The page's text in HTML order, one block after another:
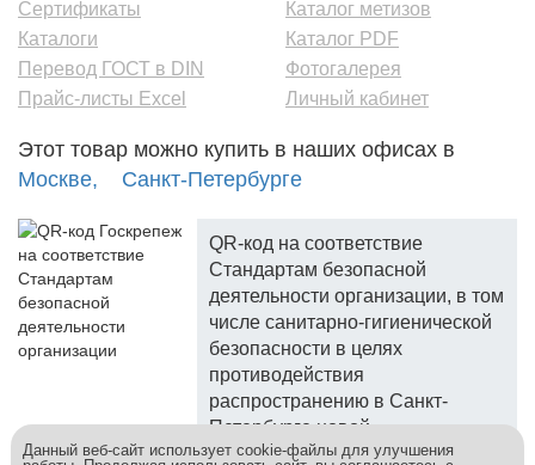
Сертификаты
Каталоги
Перевод ГОСТ в DIN
Прайс-листы Excel
Каталог метизов
Каталог PDF
Фотогалерея
Личный кабинет
Этот товар можно купить в наших офисах в
Москве,
Санкт-Петербурге
QR-код на соответствие
Стандартам безопасной
деятельности организации, в том
числе санитарно-гигиенической
безопасности в целях
противодействия
распространению в Санкт-
Петербурге новой
коронавирусной инфекции.
Данный веб-сайт использует cookie-файлы для улучшения